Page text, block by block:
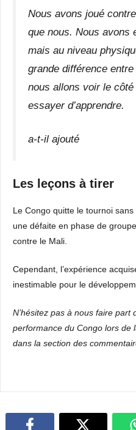
Nous avons joué
que nous. Nous avons
mais au niveau
grande différence
nous allons voir le
essayer d’apprendre.
a-t-il ajouté
Les leçons à tirer
Le Congo quitte le tournoi
une défaite en phase de
contre le Mali.
Cependant, l’expérience
inestimable pour le
N’hésitez pas à nous faire part
performance du Congo lors de
dans la section des